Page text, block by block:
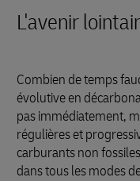
L'avenir
Combien de temps
évolutive en
pas immédiatement,
régulières et
carburants non
dans tous les modes